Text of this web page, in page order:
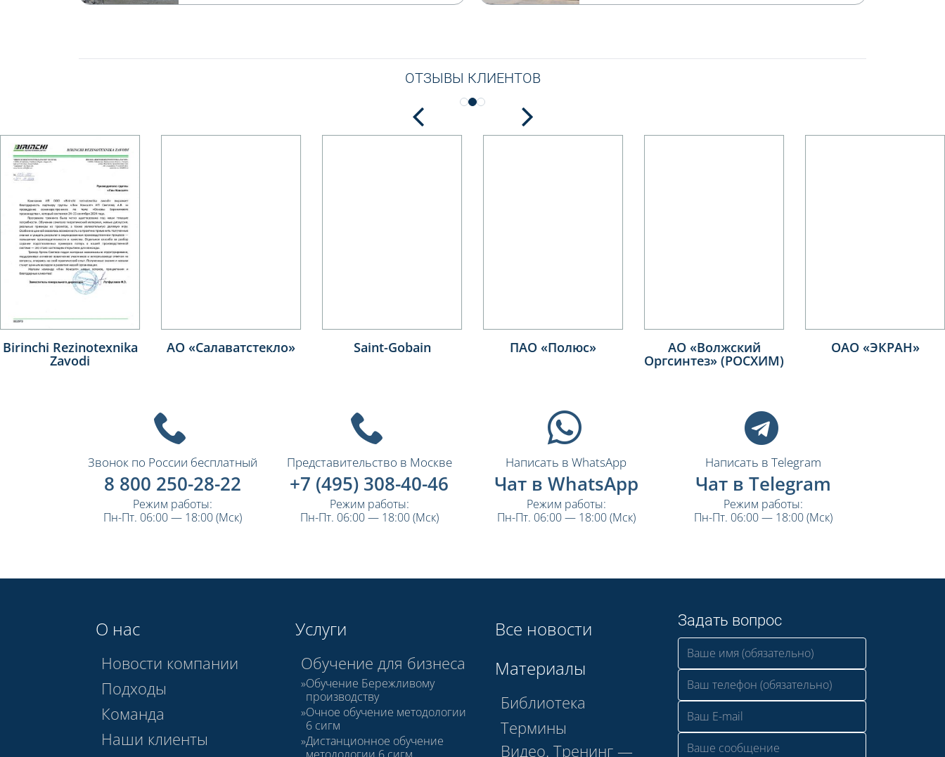
ОТЗЫВЫ КЛИЕНТОВ
Birinchi Rezinotexnika
Zavodi
АО «Салаватстекло» Saint-Gobain ПАО «Полюс» АО «Волжский
Оргсинтез» (РОСХИМ)
ОАО «ЭКРАН»
Звонок по России бесплатный
8 800 250-28-22
Режим работы:
Пн-Пт. 06:00 — 18:00 (Мск)
Представительство в Москве
+7 (495) 308-40-46
Режим работы:
Пн-Пт. 06:00 — 18:00 (Мск)
Написать в WhatsApp
Чат в WhatsApp
Режим работы:
Пн-Пт. 06:00 — 18:00 (Мск)
Написать в Telegram
Чат в Telegram
Режим работы:
Пн-Пт. 06:00 — 18:00 (Мск)
О нас
Новости компании
Подходы
Команда
Наши клиенты
Услуги
Обучение для бизнеса
Обучение Бережливому
производству
Очное обучение методологии
6 сигм
Дистанционное обучение
Все новости
Материалы
Библиотека
Термины
Видео. Тренинг —
Задать вопрос